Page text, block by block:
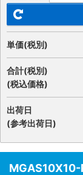
単価(税別)
合計(税別)
(税込価格)
出荷日
(参考出荷日)
MGAS10X10-